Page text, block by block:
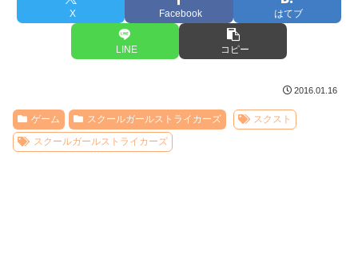
X Facebook はてブ
LINE コピー
2016.01.16
ゲーム スクールガールストライカーズ
スクスト
スクールガールストライカーズ